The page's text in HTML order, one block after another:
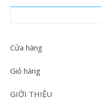
Cửa hàng
Giỏ hàng
GIỚI THIỆU